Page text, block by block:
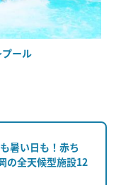
ール
暑い日も！赤ち
の全天候型施設12